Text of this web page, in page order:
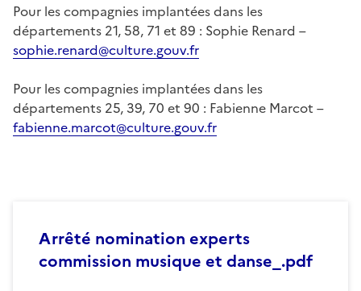
Pour les compagnies implantées dans les
départements 21, 58, 71 et 89 : Sophie Renard –
sophie.renard@culture.gouv.fr
Pour les compagnies implantées dans les
départements 25, 39, 70 et 90 : Fabienne Marcot –
fabienne.marcot@culture.gouv.fr
Arrêté nomination experts
commission musique et danse_.pdf